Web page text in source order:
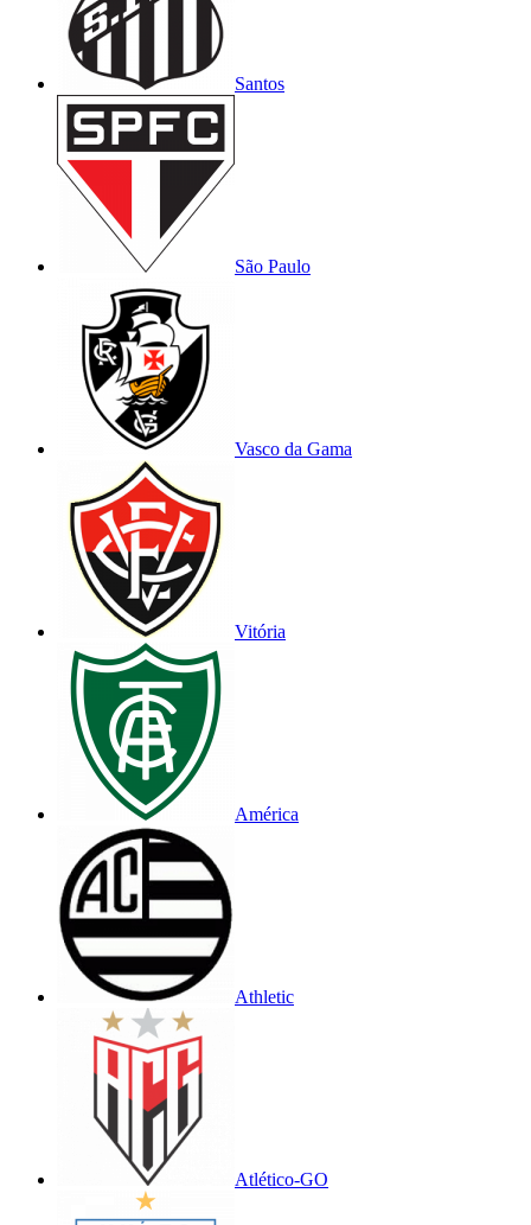
Santos
São Paulo
Vasco da Gama
Vitória
América
Athletic
Atlético-GO